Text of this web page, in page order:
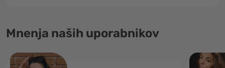
Mnenja naših uporabnikov